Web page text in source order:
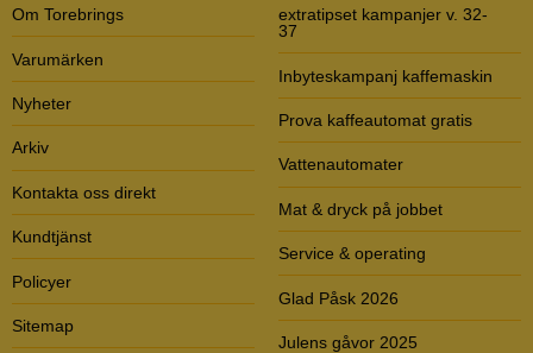
Om Torebrings
Varumärken
Nyheter
Arkiv
Kontakta oss direkt
Kundtjänst
Policyer
Sitemap
extratipset kampanjer v. 32-
37
Inbyteskampanj kaffemaskin
Prova kaffeautomat gratis
Vattenautomater
Mat & dryck på jobbet
Service & operating
Glad Påsk 2026
Julens gåvor 2025